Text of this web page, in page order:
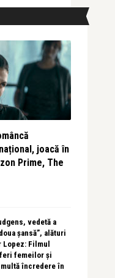
joacă în
Prime, The
vedetă a
șansă”, alături
Filmul
femeilor și
încredere în